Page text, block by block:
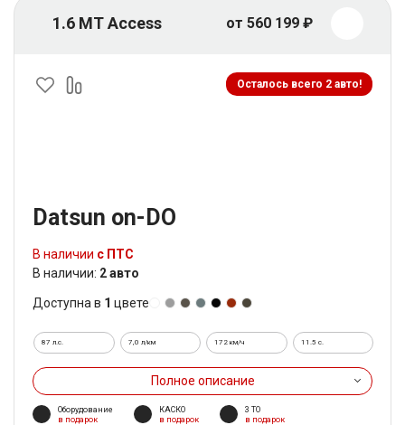
1.6 MT Access от 560 199 ₽
Осталось всего 2 авто!
Datsun on-DO
В наличии с ПТС
В наличии: 2 авто
Доступна в 1 цвете
87 л.с. 7,0 л/км 172 км/ч 11.5 c.
Полное описание
Оборудование
в подарок
КАСКО
в подарок
3 ТО
в подарок